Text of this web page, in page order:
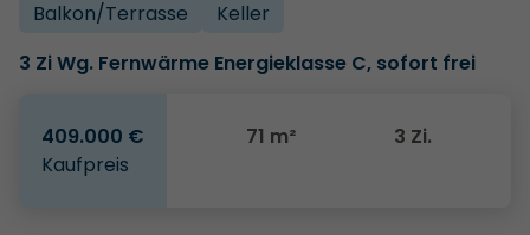
Balkon/­Terrasse
Keller
3 Zi Wg. Fernwärme Energieklasse C, sofort frei
409.000 €
Kaufpreis
71 m² 3 Zi.